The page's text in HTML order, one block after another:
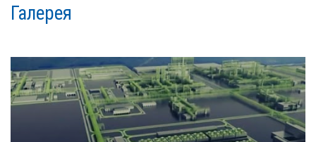
Галерея